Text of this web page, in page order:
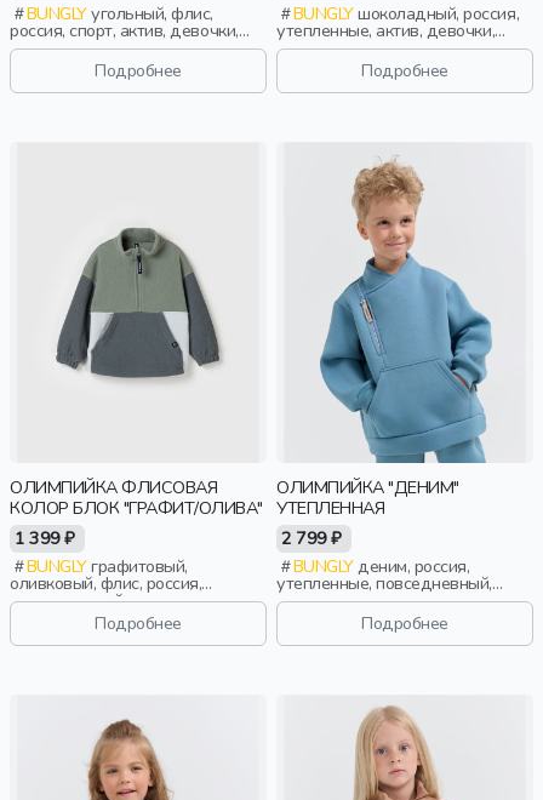
BUNGLYугольный, флис,
россия, спорт, актив, девочки,
школьники, подростки, дети
Подробнее
BUNGLYшоколадный, россия,
утепленные, актив, девочки,
малыши, дошкольники, дети
Подробнее
ОЛИМПИЙКА ФЛИСОВАЯ
КОЛОР БЛОК "ГРАФИТ/ОЛИВА"
1 399 ₽
BUNGLYграфитовый,
оливковый, флис, россия,
повседневный, актив, мальчики,
малыши, дошкольники, дети
Подробнее
ОЛИМПИЙКА "ДЕНИМ"
УТЕПЛЕННАЯ
2 799 ₽
BUNGLYденим, россия,
утепленные, повседневный,
мальчики, малыши, дошкольники,
Подробнее